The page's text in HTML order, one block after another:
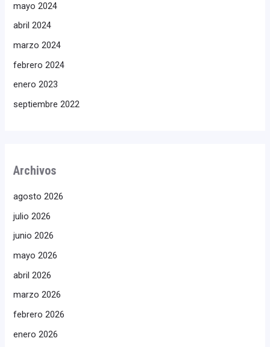
mayo 2024
abril 2024
marzo 2024
febrero 2024
enero 2023
septiembre 2022
Archivos
agosto 2026
julio 2026
junio 2026
mayo 2026
abril 2026
marzo 2026
febrero 2026
enero 2026